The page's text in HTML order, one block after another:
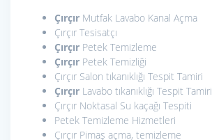
Çırçır Mutfak Lavabo Kanal Açma
Çırçır Tesisatçı
Çırçır Petek Temizleme
Çırçır Petek Temizliği
Çırçır Salon tıkanıklığı Tespit Tamiri
Çırçır Lavabo tıkanıklığı Tespit Tamiri
Çırçır Noktasal Su kaçağı Tespiti
Petek Temizleme Hizmetleri
Çırçır Pimaş açma, temizleme